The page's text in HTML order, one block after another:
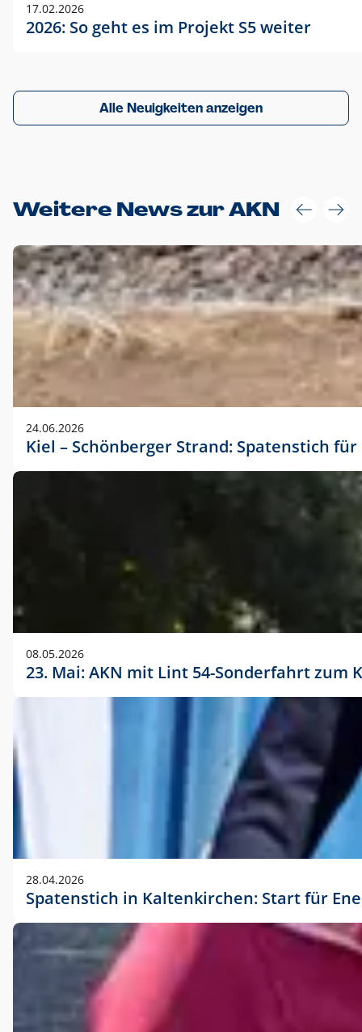
17.02.2026
2026: So geht es im Projekt S5 weiter
Alle Neuigkeiten anzeigen
Weitere News zur AKN
24.06.2026
Kiel – Schönberger Strand: Spatenstich
08.05.2026
23. Mai: AKN mit Lint 54-Sonderfahrt
28.04.2026
Spatenstich in Kaltenkirchen: Start für